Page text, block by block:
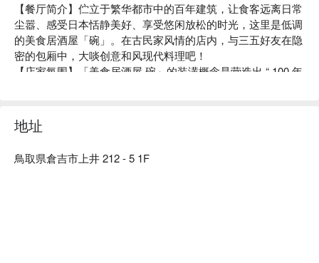
【餐厅简介】伫立于繁华都市中的百年建筑，让食客远离日常
尘嚣、感受日本恬静美好、享受悠闲放松的时光，这里是低调
的美食居酒屋「碗」。在古民家风情的店内，与三五好友在隐
密的包厢中，大啖创意和风现代料理吧！
【店家氛围】「美食居酒屋 碗」的装潢概念是营造出 “ 100 年
间。在匠人精心设计的沉稳日式氛围中，以美酒佳肴招待来
客、带您品味日常之美。此外，如同店名「碗」（碗）一样，
益子烧，与餐厅装潢完美结合，更衬托料理美味。
地址
鳥取県倉吉市上井 212 - 5 1F